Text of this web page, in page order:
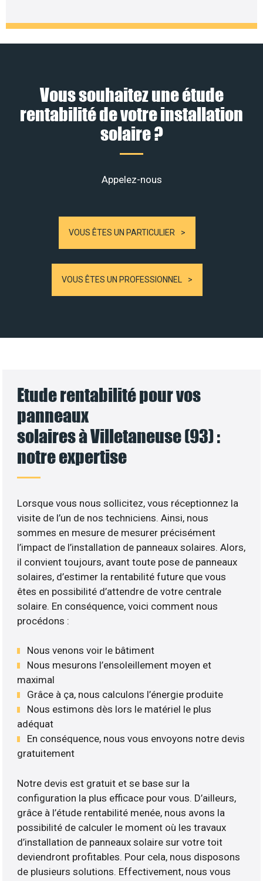
Vous souhaitez une étude
rentabilité de votre installation
solaire ?
Appelez-nous
VOUS ÊTES UN PARTICULIER
VOUS ÊTES UN PROFESSIONNEL
Etude rentabilité pour vos
panneaux
solaires à Villetaneuse (93) :
notre expertise
Lorsque vous nous sollicitez, vous réceptionnez la
visite de l’un de nos techniciens. Ainsi, nous
sommes en mesure de mesurer précisément
l’impact de l’installation de panneaux solaires. Alors,
il convient toujours, avant toute pose de panneaux
solaires, d’estimer la rentabilité future que vous
êtes en possibilité d’attendre de votre centrale
solaire. En conséquence, voici comment nous
procédons :
Nous venons voir le bâtiment
Nous mesurons l’ensoleillement moyen et
maximal
Grâce à ça, nous calculons l’énergie produite
Nous estimons dès lors le matériel le plus
adéquat
En conséquence, nous vous envoyons notre devis
gratuitement
Notre devis est gratuit et se base sur la
configuration la plus efficace pour vous. D’ailleurs,
grâce à l’étude rentabilité menée, nous avons la
possibilité de calculer le moment où les travaux
d’installation de panneaux solaire sur votre toit
deviendront profitables. Pour cela, nous disposons
de plusieurs solutions. Effectivement, nous vous